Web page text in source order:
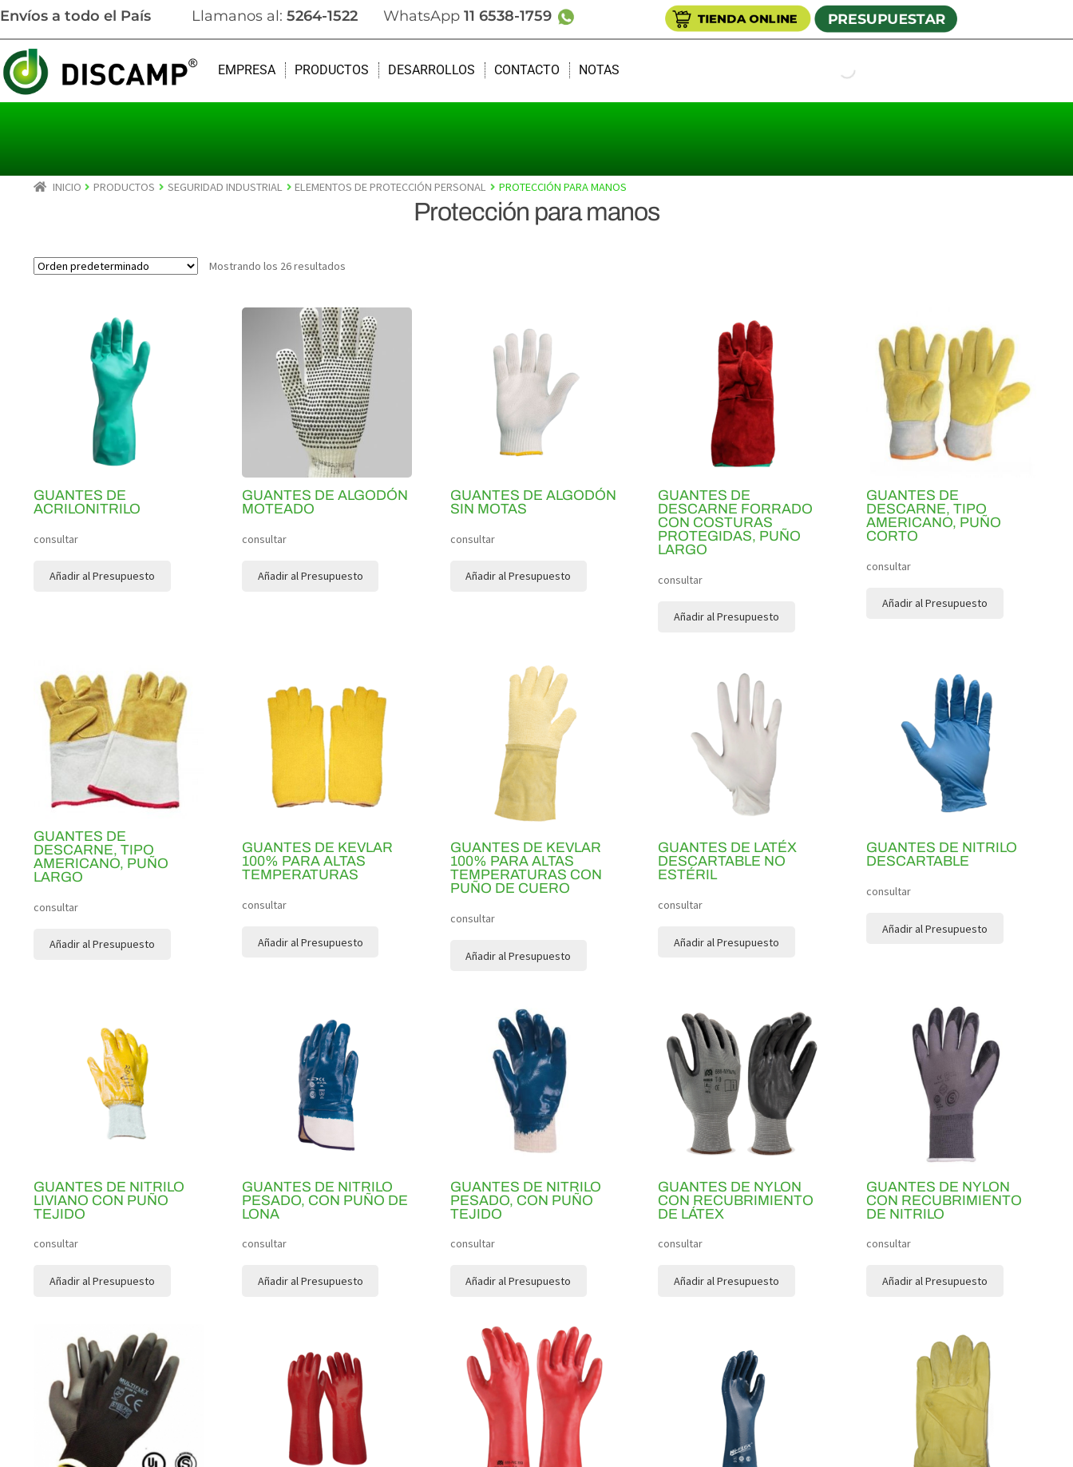
Envíos a todo el País Llamanos al: 5264-1522 WhatsApp 11 6538-1759
EMPRESA PRODUCTOS DESARROLLOS CONTACTO NOTAS
INICIO PRODUCTOS SEGURIDAD INDUSTRIAL ELEMENTOS DE PROTECCIÓN PERSONAL PROTECCIÓN PARA MANOS
Protección para manos
Mostrando los 26 resultados
GUANTES DE
ACRILONITRILO
consultar
Añadir al Presupuesto
GUANTES DE ALGODÓN
MOTEADO
consultar
Añadir al Presupuesto
GUANTES DE ALGODÓN
SIN MOTAS
consultar
Añadir al Presupuesto
GUANTES DE
DESCARNE FORRADO
CON COSTURAS
PROTEGIDAS, PUÑO
LARGO
consultar
Añadir al Presupuesto
GUANTES DE
DESCARNE, TIPO
AMERICANO, PUÑO
CORTO
consultar
Añadir al Presupuesto
GUANTES DE
DESCARNE, TIPO
AMERICANO, PUÑO
LARGO
consultar
Añadir al Presupuesto
GUANTES DE KEVLAR
100% PARA ALTAS
TEMPERATURAS
consultar
Añadir al Presupuesto
GUANTES DE KEVLAR
100% PARA ALTAS
TEMPERATURAS CON
PUÑO DE CUERO
consultar
Añadir al Presupuesto
GUANTES DE LATÉX
DESCARTABLE NO
ESTÉRIL
consultar
Añadir al Presupuesto
GUANTES DE NITRILO
DESCARTABLE
consultar
Añadir al Presupuesto
GUANTES DE NITRILO
LIVIANO CON PUÑO
TEJIDO
consultar
Añadir al Presupuesto
GUANTES DE NITRILO
PESADO, CON PUÑO DE
LONA
consultar
Añadir al Presupuesto
GUANTES DE NITRILO
PESADO, CON PUÑO
TEJIDO
consultar
Añadir al Presupuesto
GUANTES DE NYLON
CON RECUBRIMIENTO
DE LÁTEX
consultar
Añadir al Presupuesto
GUANTES DE NYLON
CON RECUBRIMIENTO
DE NITRILO
consultar
Añadir al Presupuesto